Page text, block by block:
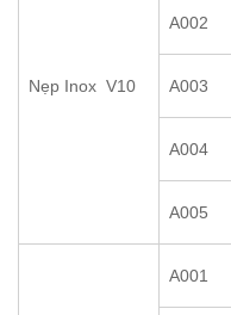
Nẹp Inox V10
A002
A003
A004
A005
A001